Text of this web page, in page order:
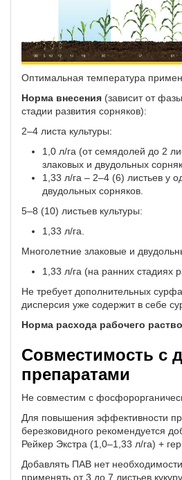
Оптимальная температура
Норма внесения (зависит от
стадии развития сорняков):
2–4 листа культуры:
1,0 л/га (от семядолей до 2
злаковых и двудольных
1,33 л/га – 2–4 (6) листьев у
двудольных сорняков.
5–8 (10) листьев культуры:
1,33 л/га.
Многолетние злаковые и
1,33 л/га (на ранних стадиях
Не требует дополнительных
дисперсия уже содержит в себе
Норма расхода рабочего
Совместимость с
препаратами
Не совместим с
Для повышения эффективности
березковидного рекомендуется
Рейкер Экстра (1,0–1,33 л/га) +
Добавлять ПАВ нет
применять от 3 до 7 листьев